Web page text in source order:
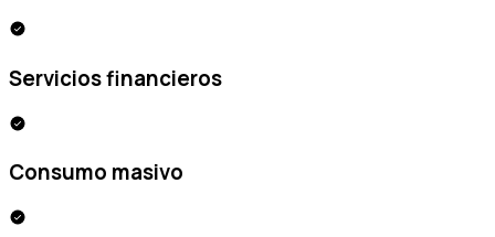
Servicios financieros
Consumo masivo